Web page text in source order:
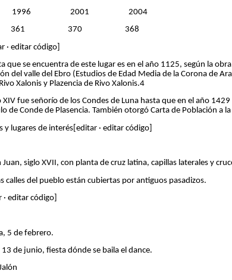
1996 2001 2004
370 368
· editar código]
que se encuentra de este lugar es en el año 1125, según la
del valle del Ebro (Estudios de Edad Media de la Corona de
Xalonis y Plazencia de Rivo Xalonis.4
XIV fue señorío de los Condes de Luna hasta que en el año
de Conde de Plasencia. También otorgó Carta de Población a
lugares de interés[editar · editar código]
Juan, siglo XVII, con planta de cruz latina, capillas laterales y
calles del pueblo están cubiertas por antiguos pasadizos.
editar código]
5 de febrero.
de junio, fiesta dónde se baila el dance.